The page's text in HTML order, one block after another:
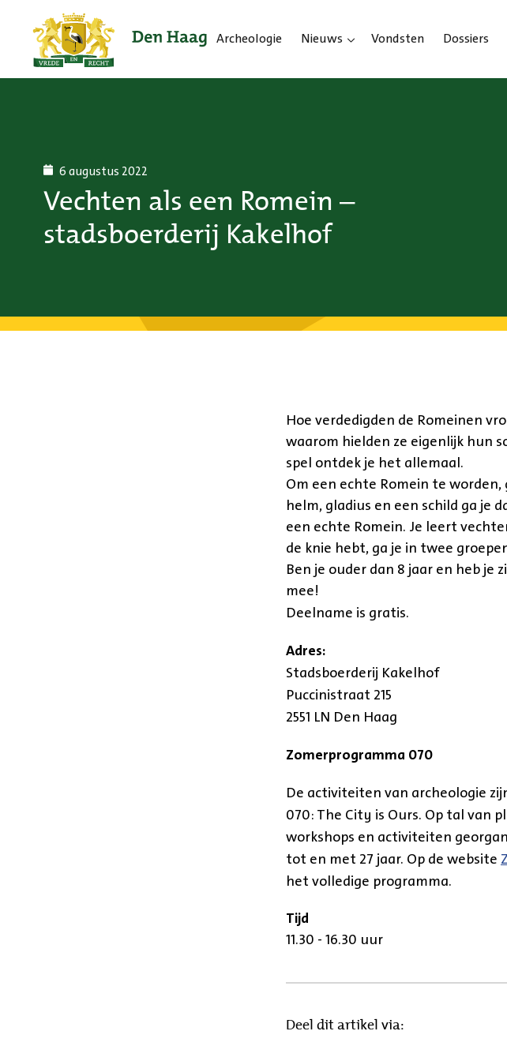
Archeologie Nieuws Vondsten Dossiers
Vechten als een Romein –
stadsboerderij Kakelhof
6 augustus 2022
Hoe verdedigden de Romeinen
waarom hielden ze eigenlijk hun
spel ontdek je het allemaal.
Om een echte Romein te
helm, gladius en een schild ga je
een echte Romein. Je leert
de knie hebt, ga je in twee
Ben je ouder dan 8 jaar en heb je
mee!
Deelname is gratis.
Adres:
Stadsboerderij Kakelhof
Puccinistraat 215
2551 LN Den Haag
Zomerprogramma 070
De activiteiten van archeologie
070: The City is Ours. Op tal van
workshops en activiteiten
tot en met 27 jaar. Op de website
het volledige programma.
Tijd
11.30 - 16.30 uur
Deel dit artikel via: